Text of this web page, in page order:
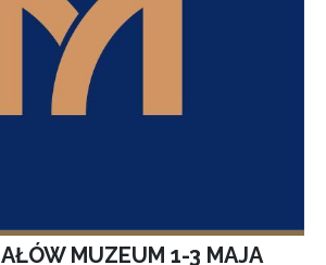
MUZEUM 1-3 MAJA